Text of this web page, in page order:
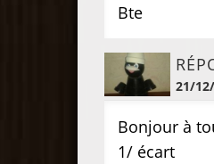
Bte
21/
Bonjour à
1/ écart